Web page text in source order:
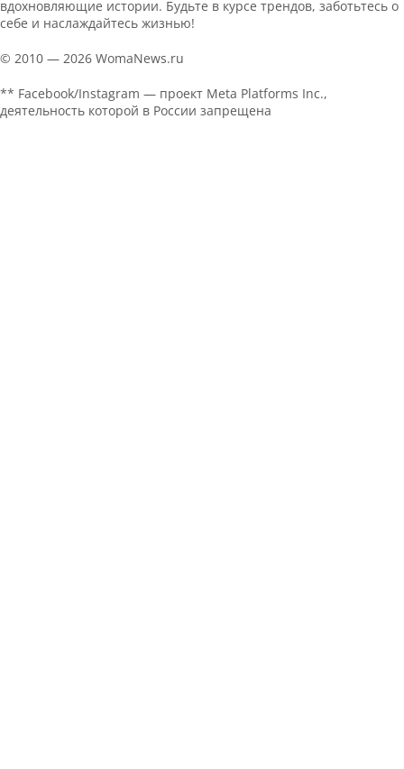
вдохновляющие истории. Будьте в курсе трендов, заботьтесь о
себе и наслаждайтесь жизнью!
© 2010 — 2026 WomaNews.ru
** Facebook/Instagram — проект Meta Platforms Inc.,
деятельность которой в России запрещена